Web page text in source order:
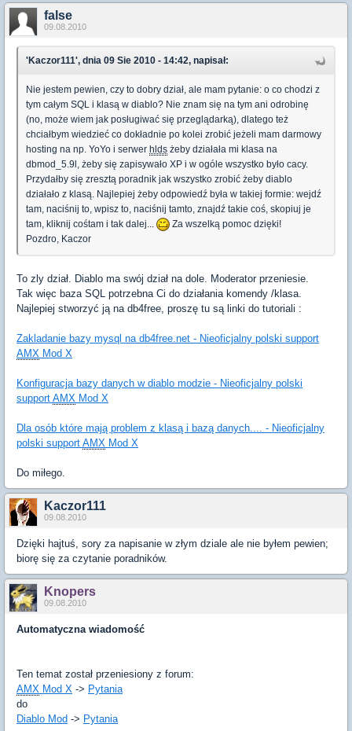
false
09.08.2010
'Kaczor111', dnia 09 Sie 2010 - 14:42, napisał:
Nie jestem pewien, czy to dobry dział, ale mam pytanie: o co chodzi z
tym całym SQL i klasą w diablo? Nie znam się na tym ani odrobinę
(no, może wiem jak posługiwać się przeglądarką), dlatego też
chciałbym wiedzieć co dokładnie po kolei zrobić jeżeli mam darmowy
hosting na np. YoYo i serwer hlds żeby działała mi klasa na
dbmod_5.9l, żeby się zapisywało XP i w ogóle wszystko było cacy.
Przydałby się zresztą poradnik jak wszystko zrobić żeby diablo
działało z klasą. Najlepiej żeby odpowiedź była w takiej formie: wejdź
tam, naciśnij to, wpisz to, naciśnij tamto, znajdź takie coś, skopiuj je
tam, kliknij cośtam i tak dalej...
Za wszelką pomoc dzięki!
Pozdro, Kaczor
To zly dział. Diablo ma swój dział na dole. Moderator przeniesie.
Tak więc baza SQL potrzebna Ci do działania komendy /klasa.
Najlepiej stworzyć ją na db4free, proszę tu są linki do tutoriali :
Zakladanie bazy mysql na db4free.net - Nieoficjalny polski support
AMX Mod X
Konfiguracja bazy danych w diablo modzie - Nieoficjalny polski
support AMX Mod X
Dla osób które mają problem z klasą i bazą danych.... - Nieoficjalny
polski support AMX Mod X
Do miłego.
Kaczor111
09.08.2010
Dzięki hajtuś, sory za napisanie w złym dziale ale nie byłem pewien;
biorę się za czytanie poradników.
Knopers
09.08.2010
Automatyczna wiadomość
Ten temat został przeniesiony z forum:
AMX Mod X -> Pytania
do
Diablo Mod -> Pytania